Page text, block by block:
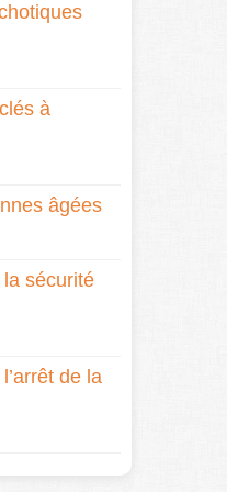
à
âgées
sécurité
de la